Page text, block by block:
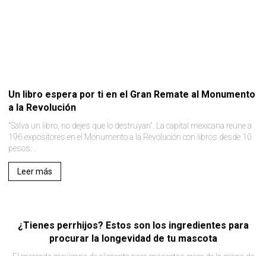
Un libro espera por ti en el Gran Remate al Monumento
a la Revolución
"Salva un libro, no dejes que lo destruyan". La capital mexicana reúne a
196 expositores en el Monumento a la Revolución con libros desde 10
pesos. .
Leer más
¿Tienes perrhijos? Estos son los ingredientes para
procurar la longevidad de tu mascota